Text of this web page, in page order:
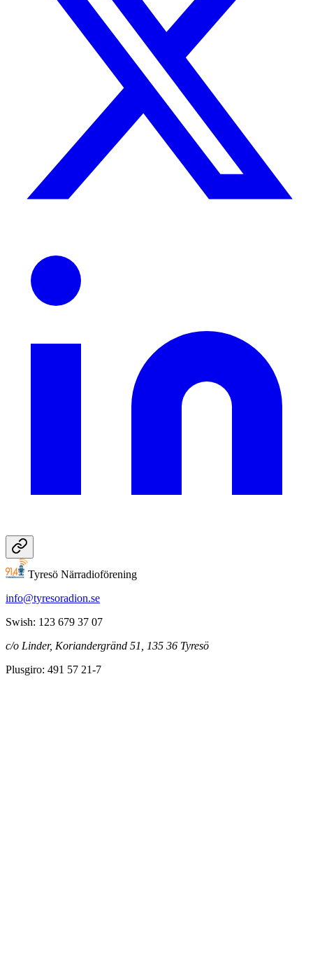
Tyresö Närradioförening
info@tyresoradion.se
Swish: 123 679 37 07
c/o Linder, Koriandergränd 51, 135 36 Tyresö
Plusgiro: 491 57 21-7